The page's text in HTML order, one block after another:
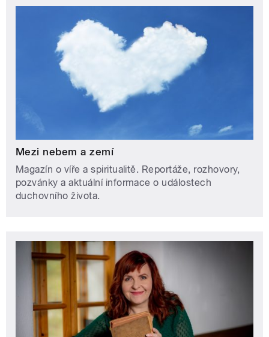
Mezi nebem a zemí
Magazín o víře a spiritualitě. Reportáže, rozhovory,
pozvánky a aktuální informace o událostech
duchovního života.